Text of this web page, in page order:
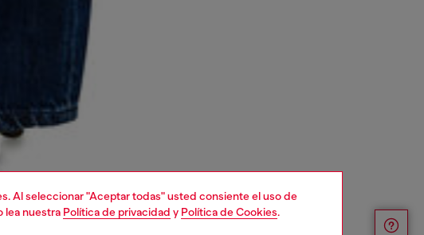
Al seleccionar "Aceptar todas" usted consiente el uso de
lea nuestra Política de privacidad y Política de Cookies.